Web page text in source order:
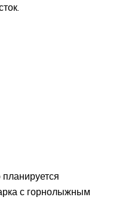
с горнолыжным